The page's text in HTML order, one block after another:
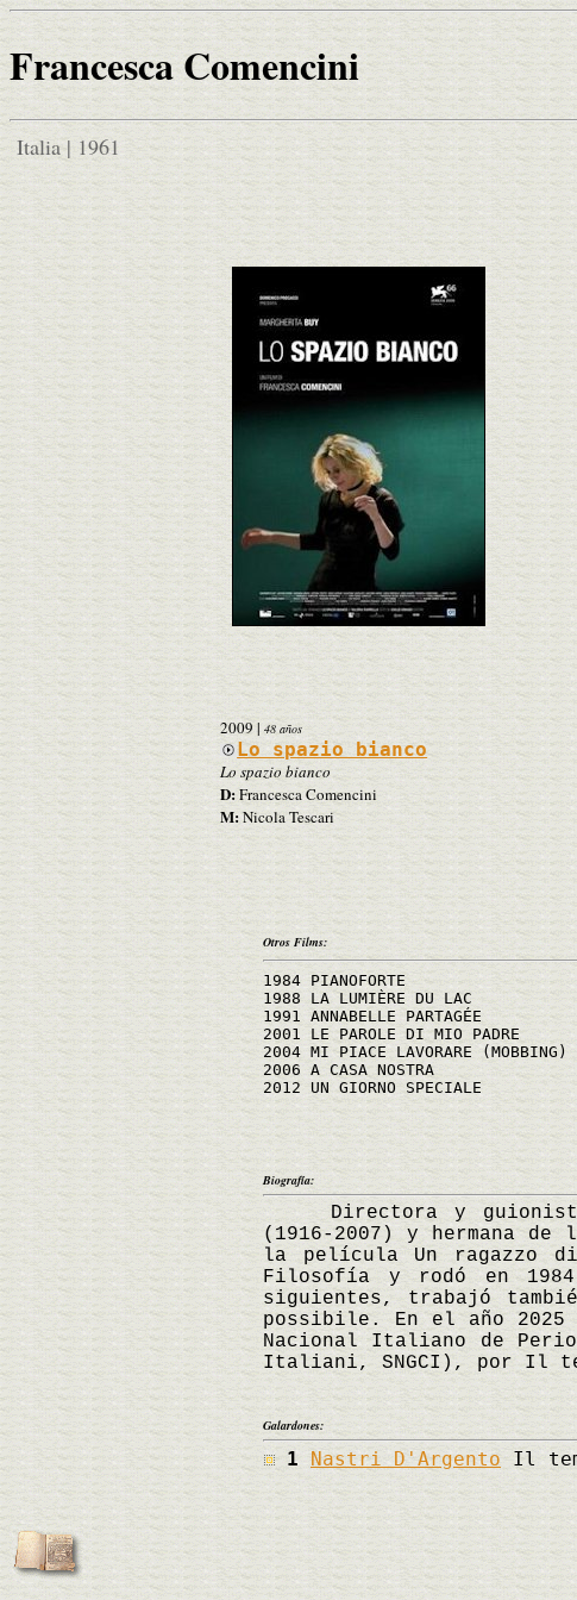
Francesca Comencini
Italia | 1961
2009 | 48 años
Lo spazio bianco
Lo spazio bianco
D:Francesca Comencini
M:Nicola Tescari
Otros Films:
1984 PIANOFORTE
1988 LA LUMIÈRE DU LAC
1991 ANNABELLE PARTAGÉE
2001 LE PAROLE DI MIO PADRE
2004 MI PIACE LAVORARE (MOBBING)
2006 A CASA NOSTRA
2012 UN GIORNO SPECIALE
Biografía:
Directora y guionista
(1916-2007) y hermana
la película Un ragazzo
Filosofía y rodó en
siguientes, trabajó
possibile. En el año 2025
Nacional Italiano de
Italiani, SNGCI), por Il
Galardones:
1 Nastri D'Argento Il